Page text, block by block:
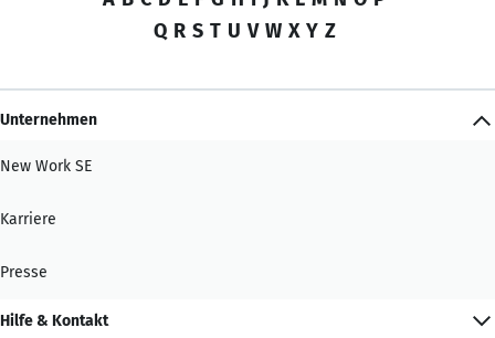
Q R S T U V W X Y Z
Unternehmen
New Work SE
Karriere
Presse
Hilfe & Kontakt